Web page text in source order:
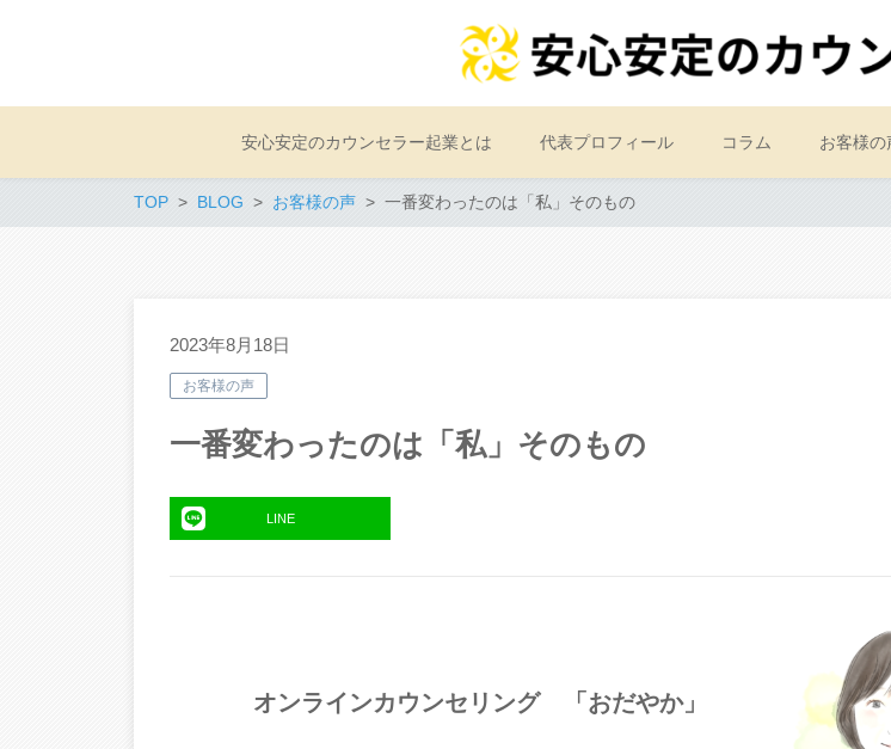
安心安定のカウンセラー起業とは 代表プロフィール コラム お客様の
TOP BLOG お客様の声 一番変わったのは「私」そのもの
2023年8月18日
お客様の声
一番変わったのは「私」そのもの
LINE
オンラインカウンセリング 「おだやか」